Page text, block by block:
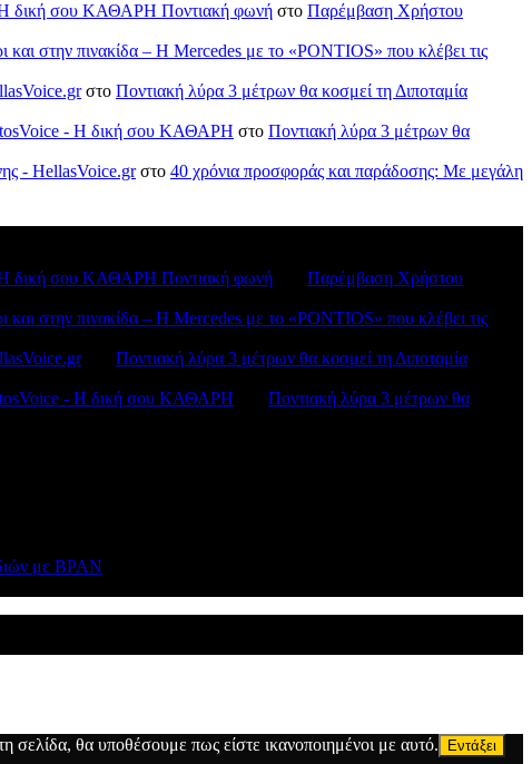
- H δική σου ΚΑΘΑΡΗ Ποντιακή φωνή στο Παρέμβαση Χρήστου
και στην πινακίδα – Η Mercedes με το «PONTIOS» που κλέβει τις
στο Ποντιακή λύρα 3 μέτρων θα κοσμεί τη Διποταμία
- H δική σου ΚΑΘΑΡΗ στο Ποντιακή λύρα 3 μέτρων θα
- HellasVoice.grστο 40 χρόνια προσφοράς και παράδοσης: Με μεγάλη
- H δική σου ΚΑΘΑΡΗ Ποντιακή φωνή
Παρέμβαση Χρήστου
και στην πινακίδα – Η Mercedes με το «PONTIOS» που κλέβει τις
στο Ποντιακή λύρα 3 μέτρων θα κοσμεί τη Διποταμία
- H δική σου ΚΑΘΑΡΗ
Ποντιακή λύρα 3 μέτρων θα
με BPAN
σελίδα, θα υποθέσουμε πως είστε ικανοποιημένοι με αυτό.
Εντάξει